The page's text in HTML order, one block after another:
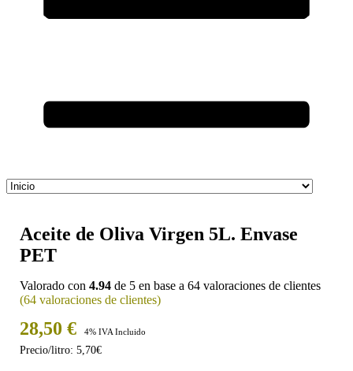
Aceite de Oliva Virgen 5L. Envase
PET
Valorado con4.94 de 5 en base a64 valoraciones de clientes
(64 valoraciones de clientes)
28,50€ 4% IVA Incluido
Precio/litro: 5,70€